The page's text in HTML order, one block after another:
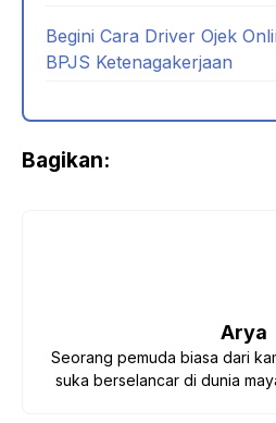
Begini Cara Driver Ojek
BPJS Ketenagakerjaan
Bagikan:
Arya
Seorang pemuda biasa dari
suka berselancar di dunia